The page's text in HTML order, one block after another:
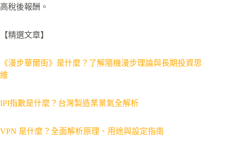
高稅後報酬。
【精選文章】
《漫步華爾街》是什麼？了解隨機漫步理論與長期投資思
維
IPI指數是什麼？台灣製造業景氣全解析
VPN 是什麼？全面解析原理、用途與設定指南